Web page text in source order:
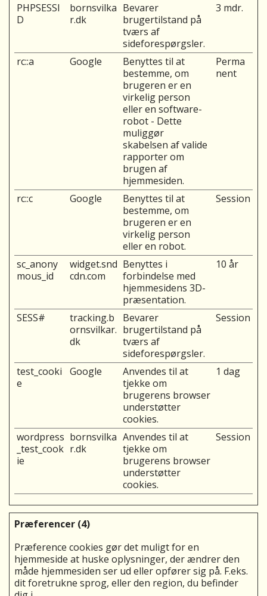
PHPSESSI
D
bornsvilka
r.dk
Bevarer
brugertilstand på
tværs af
sideforespørgsler.
3 mdr.
rc::a Google
Benyttes til at
bestemme, om
brugeren er en
virkelig person
eller en software-
robot - Dette
muliggør
skabelsen af valide
rapporter om
brugen af
hjemmesiden.
Perma
nent
rc::c Google
Benyttes til at
bestemme, om
brugeren er en
virkelig person
eller en robot.
Session
sc_anony
mous_id
widget.snd
cdn.com
Benyttes i
forbindelse med
hjemmesidens 3D-
præsentation.
10 år
SESS#
tracking.b
ornsvilkar.
dk
Bevarer
brugertilstand på
tværs af
sideforespørgsler.
Session
test_cooki
e
Google
Anvendes til at
tjekke om
brugerens browser
understøtter
cookies.
1 dag
wordpress
_test_cook
ie
bornsvilka
r.dk
Anvendes til at
tjekke om
brugerens browser
understøtter
cookies.
Session
Præferencer (4)
Præference cookies gør det muligt for en
hjemmeside at huske oplysninger, der ændrer den
måde hjemmesiden ser ud eller opfører sig på. F.eks.
dit foretrukne sprog, eller den region, du befinder